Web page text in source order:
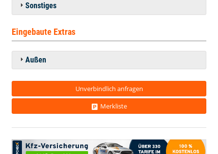
Sonstiges
Eingebaute Extras
Außen
Unverbindlich anfragen
Merkliste